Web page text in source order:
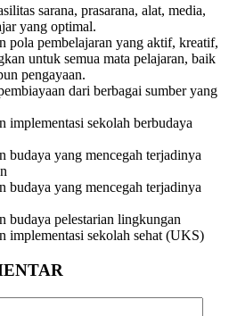
sarana, prasarana, alat, media,
yang optimal.
pola pembelajaran yang aktif, kreatif,
untuk semua mata pelajaran, baik
pengayaan.
dari berbagai sumber yang
implementasi sekolah berbudaya
budaya yang mencegah terjadinya
budaya yang mencegah terjadinya
budaya pelestarian lingkungan
implementasi sekolah sehat (UKS)